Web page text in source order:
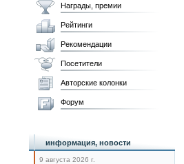
Награды, премии
Рейтинги
Рекомендации
Посетители
Авторские колонки
Форум
информация, новости
9 августа 2026 г.